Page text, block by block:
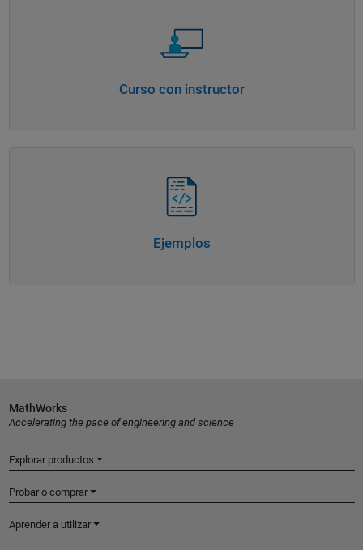
Curso con instructor
Ejemplos
MathWorks
Accelerating the pace of engineering and science
Explorar productos
Probar o comprar
Aprender a utilizar